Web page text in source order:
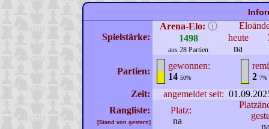
Spielstärke:
Arena-Elo: ⓘ
1498
aus 28 Partien
heute
na
Partien:
gewonnen:
14 50%
2 7%
Zeit: angemeldet seit:
Rangliste:
[Stand von gestern]
Platz:
na